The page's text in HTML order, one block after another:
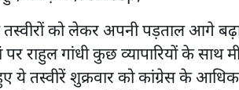
को लेकर अपनी पड़ताल आगे
राहुल गांधी कुछ व्यापारियों के साथ
ये तस्वीरें शुक्रवार को कांग्रेस के